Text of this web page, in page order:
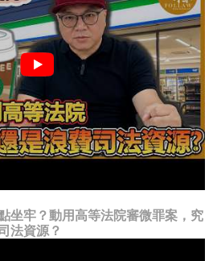
坐牢？動用高等法院審微罪案，究
法資源？